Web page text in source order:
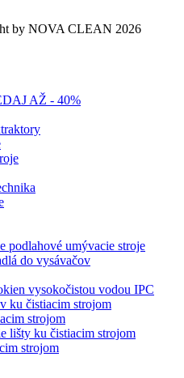
by NOVA CLEAN 2026
AŽ - 40%
podlahové umývacie stroje
do vysávačov
vysokočistou vodou IPC
ku čistiacim strojom
strojom
lišty ku čistiacim strojom
strojom